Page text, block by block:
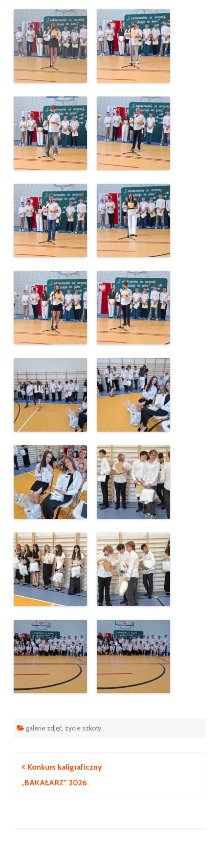
galerie zdjęć życie szkoły
Nawigacja
wpisu
Konkurs kaligraficzny
„BAKAŁARZ” 2026.